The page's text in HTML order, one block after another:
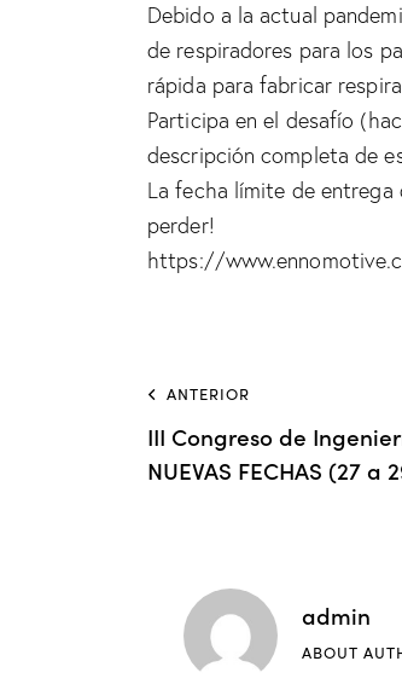
Debido a la actual
de respiradores para los
rápida para fabricar
Participa en el desafío
descripción completa de
La fecha límite de entrega
perder!
https://
ANTERIOR
III Congreso de
NUEVAS FECHAS (27 a
admin
ABOUT